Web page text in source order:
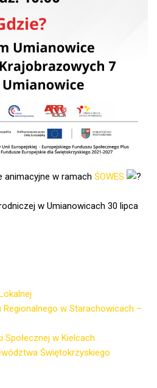
animacyjne w ramach ŚOWES
w Umianowicach 30 lipca
w Starachowicach –
Społecznej w Kielcach
Świętokrzyskiego